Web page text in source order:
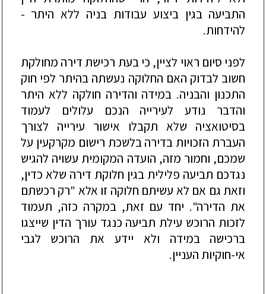
התביעה בגין ביצוע עבודות בניה ללא היתר -
להידחות.
לפני סיום ראוי לציין, כי בעת רכישת דירה מחולקת
חשוב לבדוק האם החלוקה נעשתה בהיתר לפי חוק
התכנון והבניה. במידה והדירה חולקה ללא היתר
והדבר נודע לעירייה הנכם עלולים לעמוד
בסיטואציה שלא תקבלו אישור עירייה לצורך
העברת הזכויות בדירה בלשכת רישום מקרקעין על
שמכם, וחמור מזה, הועדה המקומית עשויה להגיש
נגדכם תביעה פלילית בגין חלוקת דירה שלא כדין,
וזאת גם אם לא עשיתם חלוקה זו אלא "רק רכשתם
את הדירה". יחד עם זאת, במקרה כזה, תעמוד
לזכות הרוכש עילת תביעה כנגד עורך הדין שייצגו
ברכישה במידה ולא יידע את הרוכש לגבי
אי-חוקיות העניין.